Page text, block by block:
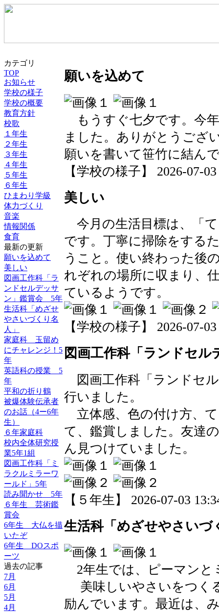
カテゴリ
TOP
お知らせ
学校の様子
学校の概要
教育方針
校歌
１年生
２年生
３年生
４年生
５年生
６年生
ひまわり学級
体力づくり
音楽
情報関係
食育
最新の更新
願いを込めて
美しい
図画工作科「ラ
ンドセルデッサ
ン」鑑賞会 5年
生活科「めざせ
やさいづくり名
人」
家庭科 玉留め
にチャレンジ！5
年
英語科の授業 5
年
平和の折り鶴
被爆体験伝承者
のお話（4ー6年
生）
６年家庭科
校内全体研究授
業5年1組
図画工作科「ミ
ラクルミラーワ
ールド」5年
読み聞かせ 5年
６年生 芸術鑑
賞会
6年生 大仏を描
いたぞ
6年生 DOスポ
ーツ
過去の記事
7月
6月
5月
4月
願いを込めて
もうすぐ七夕です。今
ました。ありがとうござ
願いを書いて笹竹に結ん
【学校の様子】 2026-07-
美しい
今月の生活目標は、「
です。丁寧に掃除をする
うこと。使い終わった後
れぞれの場所に収まり、
ているようです。
【学校の様子】 2026-07-
図画工作科「ランドセ
図画工作科「ランドセ
行いました。
立体感、色の付け方、
て、鑑賞しました。友達
ん見つけていました。
【５年生】 2026-07-03
生活科「めざせやさいづ
2年生では、ピーマンと
美味しいやさいをつく
励んでいます。最近は、